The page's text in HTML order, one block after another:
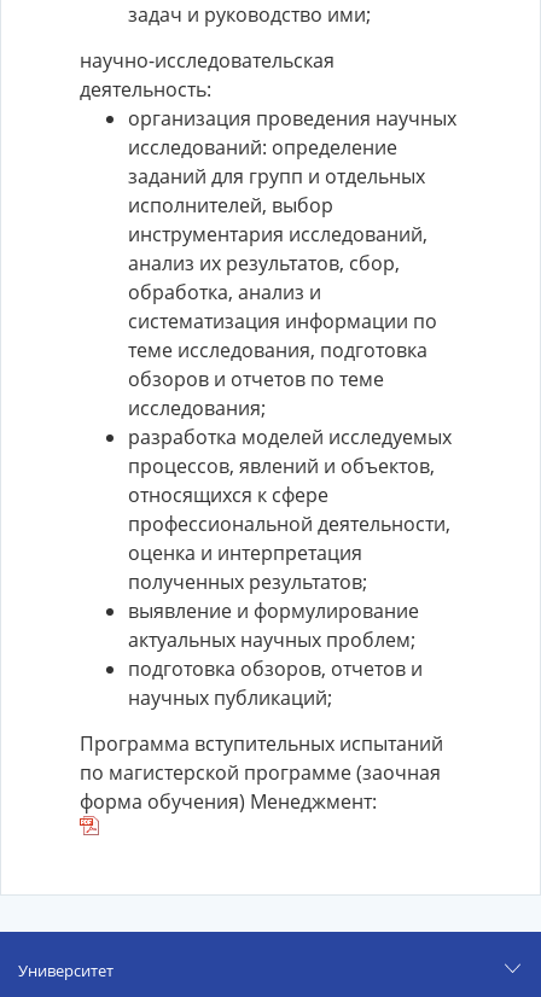
задач и руководство ими;
научно-исследовательская
деятельность:
организация проведения научных
исследований: определение
заданий для групп и отдельных
исполнителей, выбор
инструментария исследований,
анализ их результатов, сбор,
обработка, анализ и
систематизация информации по
теме исследования, подготовка
обзоров и отчетов по теме
исследования;
разработка моделей исследуемых
процессов, явлений и объектов,
относящихся к сфере
профессиональной деятельности,
оценка и интерпретация
полученных результатов;
выявление и формулирование
актуальных научных проблем;
подготовка обзоров, отчетов и
научных публикаций;
Программа вступительных испытаний
по магистерской программе (заочная
форма обучения) Менеджмент:
Университет